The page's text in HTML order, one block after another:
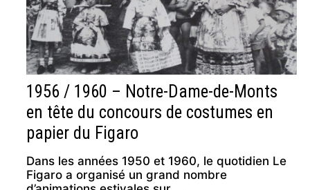
1956 / 1960 – Notre-Dame-de-Monts
en tête du concours de costumes en
papier du Figaro
Dans les années 1950 et 1960, le quotidien Le
Figaro a organisé un grand nombre